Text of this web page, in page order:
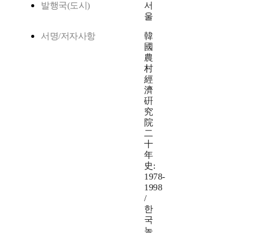
발행국(도시)
서
울
서명/저자사항
韓
國
農
村
經
濟
硏
究
院
二
十
年
史:
1978-
1998
/
한
국
농